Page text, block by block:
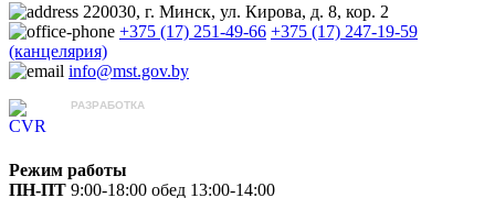
220030, г. Минск, ул. Кирова, д. 8, кор. 2
+375 (17) 251-49-66 +375 (17) 247-19-59
(канцелярия)
info@mst.gov.by
РАЗРАБОТКА
Режим работы
ПН-ПТ 9:00-18:00 обед 13:00-14:00